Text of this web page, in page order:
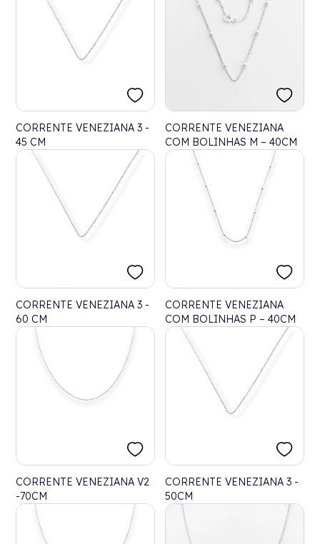
CORRENTE VENEZIANA 3 -
45 CM
CORRENTE VENEZIANA
COM BOLINHAS M – 40CM
CORRENTE VENEZIANA 3 -
60 CM
CORRENTE VENEZIANA
COM BOLINHAS P – 40CM
CORRENTE VENEZIANA V2
-70CM
CORRENTE VENEZIANA 3 -
50CM